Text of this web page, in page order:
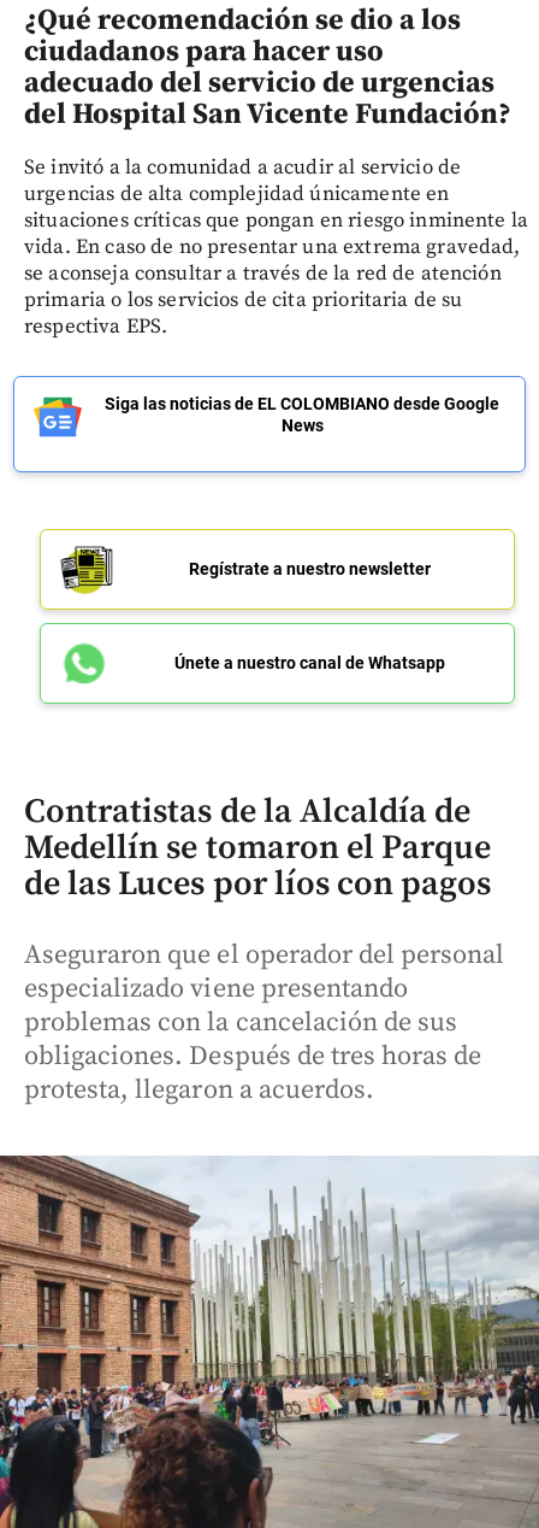
¿Qué recomendación se dio a los
ciudadanos para hacer uso
adecuado del servicio de urgencias
del Hospital San Vicente Fundación?
Se invitó a la comunidad a acudir al servicio de
urgencias de alta complejidad únicamente en
situaciones críticas que pongan en riesgo inminente la
vida. En caso de no presentar una extrema gravedad,
se aconseja consultar a través de la red de atención
primaria o los servicios de cita prioritaria de su
respectiva EPS.
Siga las noticias de EL COLOMBIANO desde Google
News
Regístrate a nuestro newsletter
Únete a nuestro canal de Whatsapp
Contratistas de la Alcaldía de
Medellín se tomaron el Parque
de las Luces por líos con pagos
Aseguraron que el operador del personal
especializado viene presentando
problemas con la cancelación de sus
obligaciones. Después de tres horas de
protesta, llegaron a acuerdos.